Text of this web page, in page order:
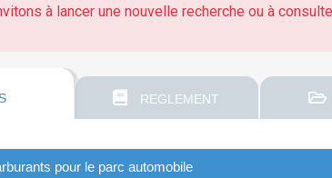
à lancer une nouvelle recherche ou à
REGLEMENT
pour le parc automobile